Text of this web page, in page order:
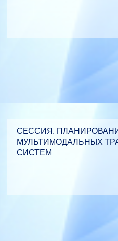
СЕССИЯ.
МУЛЬТИМОДАЛЬНЫХ
СИСТЕМ